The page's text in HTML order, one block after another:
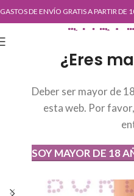
¿Eres
Deber ser mayor de
esta web. Por
SOY MAYOR DE 18
GASTOS DE ENVÍO GRATIS A PARTIR DE